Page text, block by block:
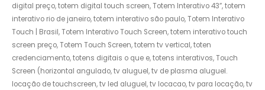
digital preço, totem digital touch screen, Totem Interativo 43”, totem
interativo rio de janeiro, totem interativo são paulo, Totem Interativo
Touch | Brasil, Totem Interativo Touch Screen, totem interativo touch
screen preço, Totem Touch Screen, totem tv vertical, toten
credenciamento, totens digitais o que e, totens interativos, Touch
Screen (horizontal angulado, tv aluguel, tv de plasma aluguel.
locação de touchscreen, tv led aluguel, tv locacao, tv para locação, tv